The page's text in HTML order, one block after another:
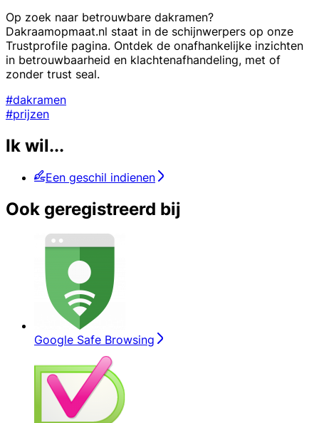
Op zoek naar betrouwbare dakramen?
Dakraamopmaat.nl staat in de schijnwerpers op onze
Trustprofile pagina. Ontdek de onafhankelijke inzichten
in betrouwbaarheid en klachtenafhandeling, met of
zonder trust seal.
#dakramen
#prijzen
Ik wil...
Een geschil indienen
Ook geregistreerd bij
Google Safe Browsing